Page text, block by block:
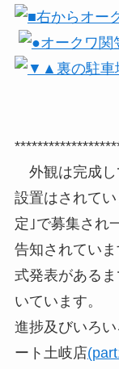
外観は完成し
設置はされて
定｣で募集され
告知されてい
式発表がある
いています。
進捗及びいろ
ート土岐店